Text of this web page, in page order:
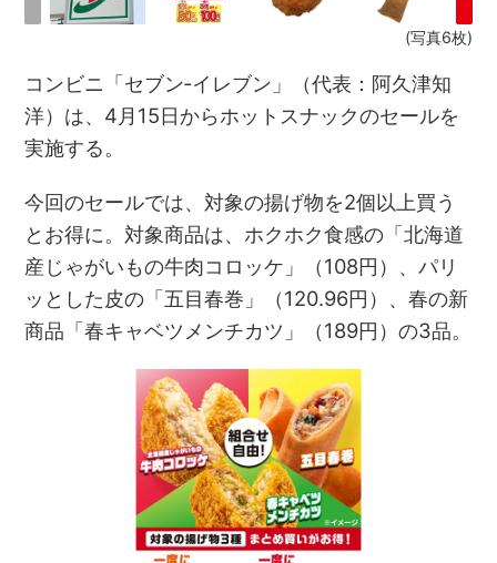
(写真6枚)
コンビニ「セブン‐イレブン」（代表：阿久津知
洋）は、4月15日からホットスナックのセールを
実施する。
今回のセールでは、対象の揚げ物を2個以上買う
とお得に。対象商品は、ホクホク食感の「北海道
産じゃがいもの牛肉コロッケ」（108円）、パリ
ッとした皮の「五目春巻」（120.96円）、春の新
商品「春キャベツメンチカツ」（189円）の3品。